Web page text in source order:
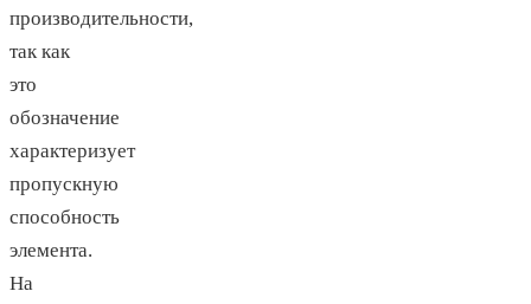
производительности,
так как
это
обозначение
характеризует
пропускную
способность
элемента.
На